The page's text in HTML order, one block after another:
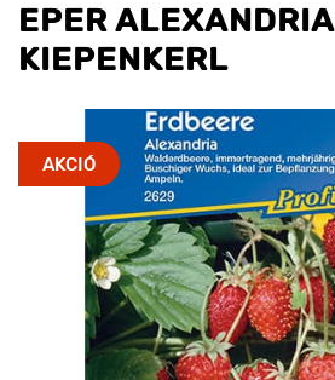
EPER ALEXANDRIA
KIEPENKERL
AKCIÓ